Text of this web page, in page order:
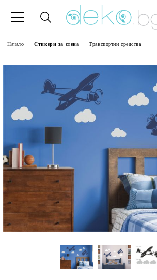
Начало Стикери за стена Транспортни средства